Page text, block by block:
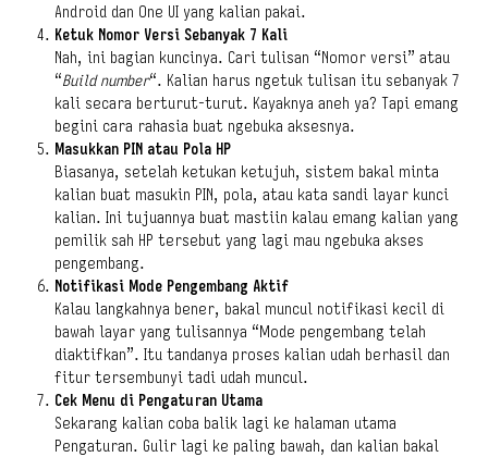
Android dan One UI yang kalian pakai.
Ketuk Nomor Versi Sebanyak 7 Kali
Nah, ini bagian kuncinya. Cari tulisan “Nomor versi” atau
“Build number“. Kalian harus ngetuk tulisan itu sebanyak 7
kali secara berturut-turut. Kayaknya aneh ya? Tapi emang
begini cara rahasia buat ngebuka aksesnya.
Masukkan PIN atau Pola HP
Biasanya, setelah ketukan ketujuh, sistem bakal minta
kalian buat masukin PIN, pola, atau kata sandi layar kunci
kalian. Ini tujuannya buat mastiin kalau emang kalian yang
pemilik sah HP tersebut yang lagi mau ngebuka akses
pengembang.
Notifikasi Mode Pengembang Aktif
Kalau langkahnya bener, bakal muncul notifikasi kecil di
bawah layar yang tulisannya “Mode pengembang telah
diaktifkan”. Itu tandanya proses kalian udah berhasil dan
fitur tersembunyi tadi udah muncul.
Cek Menu di Pengaturan Utama
Sekarang kalian coba balik lagi ke halaman utama
Pengaturan. Gulir lagi ke paling bawah, dan kalian bakal